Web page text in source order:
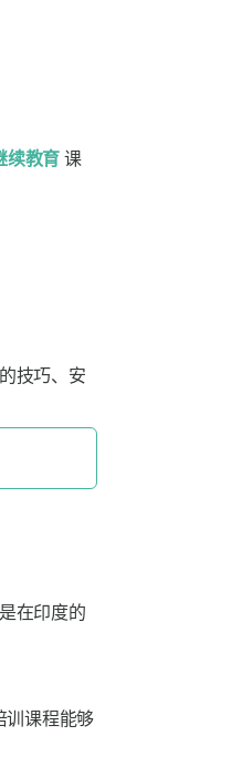
续教育 课
技巧、安
在印度的
训课程能够